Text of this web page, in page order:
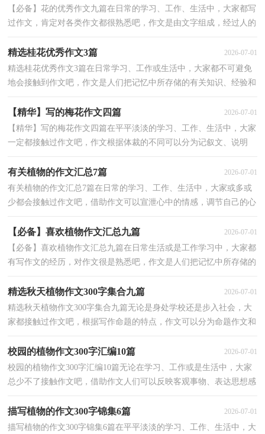
【必备】花的优秀作文九篇在日常的学习、工作、生活中，大家都写
过作文，肯定对各类作文都很熟悉吧，作文是由文字组成，经过人的
精选桂花优秀作文3篇 2026-07-01
精选桂花优秀作文3篇在日常学习、工作或生活中，大家都不可避免
地会接触到作文吧，作文是人们把记忆中所存储的有关知识、经验和
【精华】写的梅花作文四篇 2026-07-01
【精华】写的梅花作文四篇在平平淡淡的学习、工作、生活中，大家
一定都接触过作文吧，作文根据体裁的不同可以分为记叙文、说明
有关植物的作文汇总7篇 2026-07-01
有关植物的作文汇总7篇在日常的学习、工作、生活中，大家或多或
少都会接触过作文吧，借助作文可以宣泄心中的情感，调节自己的心
【必备】喜欢植物作文汇总九篇 2026-07-01
【必备】喜欢植物作文汇总九篇在日常生活或是工作学习中，大家都
有写作文的经历，对作文很是熟悉吧，作文是人们把记忆中所存储的
精选秋天植物作文300字集合九篇 2026-07-01
精选秋天植物作文300字集合九篇无论是身处学校还是步入社会，大
家都接触过作文吧，根据写作命题的特点，作文可以分为命题作文和
校园的植物作文300字汇编10篇 2026-07-01
校园的植物作文300字汇编10篇无论在学习、工作或是生活中，大家
总少不了接触作文吧，借助作文人们可以反映客观事物、表达思想感
描写植物的作文300字锦集6篇 2026-07-01
描写植物的作文300字锦集6篇在平平淡淡的学习、工作、生活中，大